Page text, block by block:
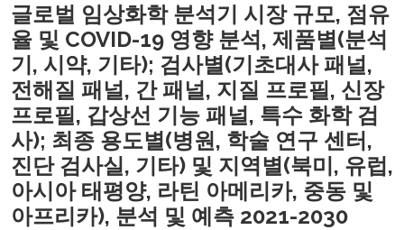
글로벌 임상화학 분석기 시장 규모, 점유
율 및 COVID-19 영향 분석, 제품별(분석
기, 시약, 기타); 검사별(기초대사 패널,
전해질 패널, 간 패널, 지질 프로필, 신장
프로필, 갑상선 기능 패널, 특수 화학 검
사); 최종 용도별(병원, 학술 연구 센터,
진단 검사실, 기타) 및 지역별(북미, 유럽,
아시아 태평양, 라틴 아메리카, 중동 및
아프리카), 분석 및 예측 2021-2030